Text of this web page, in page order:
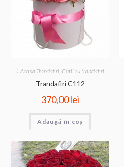
1 Acasa Trandafiri, Cutii cu trandafiri
Trandafiri C112
370,00lei
Adaugă în coș